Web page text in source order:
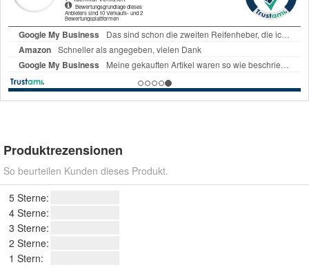
Produktrezensionen
So beurteilen Kunden dieses Produkt.
5 Sterne:
4 Sterne:
3 Sterne:
2 Sterne:
1 Stern: